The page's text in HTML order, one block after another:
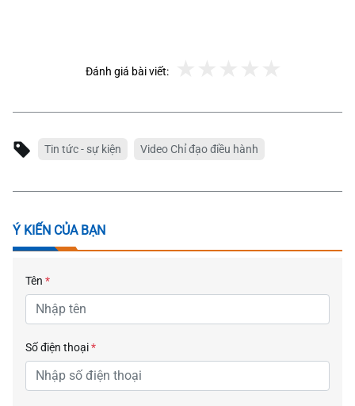
Đánh giá bài viết:
Tin tức - sự kiện Video Chỉ đạo điều hành
Ý KIẾN CỦA BẠN
Tên *
Số điện thoại*